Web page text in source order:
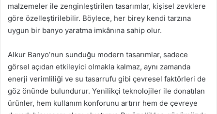
malzemeler ile zenginleştirilen tasarımlar, kişisel zevklere
göre özelleştirilebilir. Böylece, her birey kendi tarzına
uygun bir banyo yaratma imkânına sahip olur.
Alkur Banyo’nun sunduğu modern tasarımlar, sadece
görsel açıdan etkileyici olmakla kalmaz, aynı zamanda
enerji verimliliği ve su tasarrufu gibi çevresel faktörleri de
göz önünde bulundurur. Yenilikçi teknolojiler ile donatılan
ürünler, hem kullanım konforunu artırır hem de çevreye